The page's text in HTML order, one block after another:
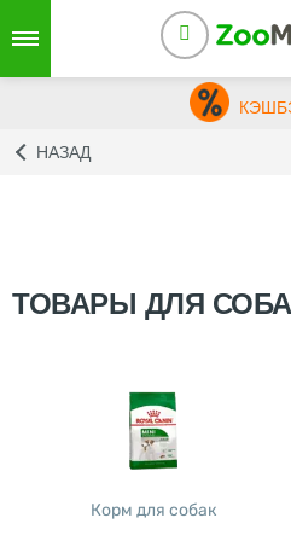
НАЗАД
ТОВАРЫ ДЛЯ
Корм для собак